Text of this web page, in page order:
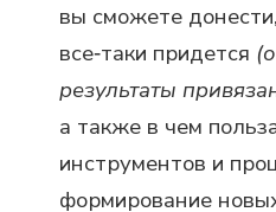
вы сможете
все‑таки придется
результаты
а также в чем
инструментов и
формирование